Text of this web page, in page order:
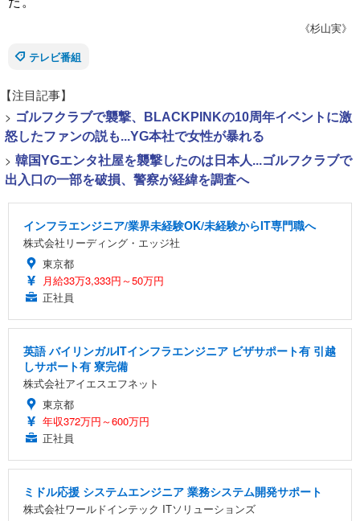
《杉山実》
テレビ番組
【注目記事】
> ゴルフクラブで襲撃、BLACKPINKの10周年イベントに激
怒したファンの説も...YG本社で女性が暴れる
> 韓国YGエンタ社屋を襲撃したのは日本人...ゴルフクラブで
出入口の一部を破損、警察が経緯を調査へ
インフラエンジニア/業界未経験OK/未経験からIT専門職へ
株式会社リーディング・エッジ社
東京都
月給33万3,333円～50万円
正社員
英語 バイリンガルITインフラエンジニア ビザサポート有 引越
しサポート有 寮完備
株式会社アイエスエフネット
東京都
年収372万円～600万円
正社員
ミドル応援 システムエンジニア 業務システム開発サポート
株式会社ワールドインテック ITソリューションズ